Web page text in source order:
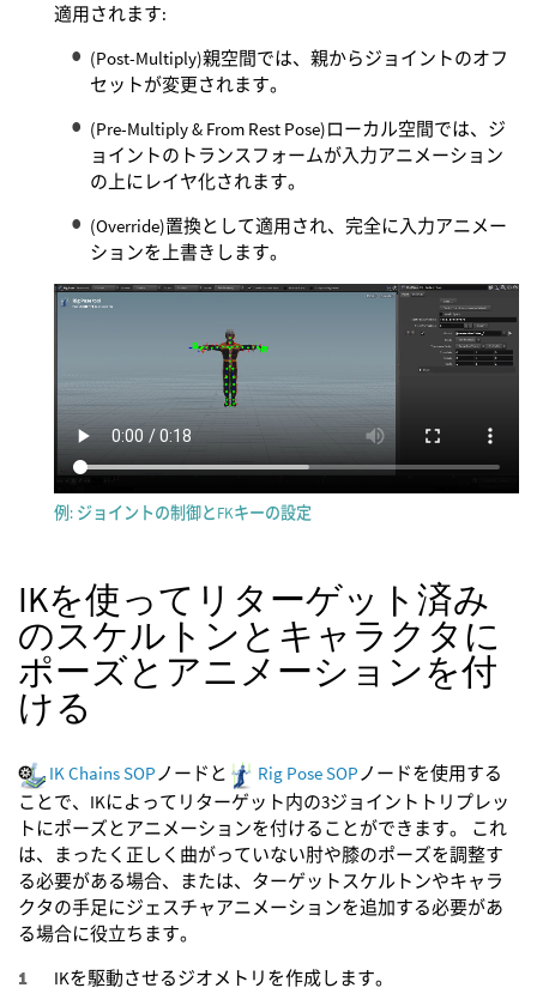
適用されます:
(Post-Multiply)親空間では、親からジョイントのオフ
セットが変更されます。
(Pre-Multiply & From Rest Pose)ローカル空間では、ジ
ョイントのトランスフォームが入力アニメーション
の上にレイヤ化されます。
(Override)置換として適用され、完全に入力アニメー
ションを上書きします。
例: ジョイントの制御とFKキーの設定
IKを使ってリターゲット済み
のスケルトンとキャラクタに
ポーズとアニメーションを付
ける
IK Chains SOPノードと Rig Pose SOPノードを使用する
ことで、IKによってリターゲット内の3ジョイントトリプレッ
トにポーズとアニメーションを付けることができます。 これ
は、まったく正しく曲がっていない肘や膝のポーズを調整す
る必要がある場合、または、ターゲットスケルトンやキャラ
クタの手足にジェスチャアニメーションを追加する必要があ
る場合に役立ちます。
IKを駆動させるジオメトリを作成します。